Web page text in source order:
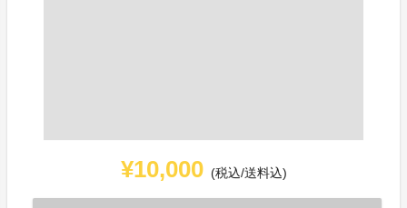
¥10,000 (税込/送料込)